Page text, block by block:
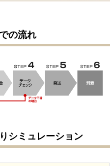
の流れ
シミュレーション